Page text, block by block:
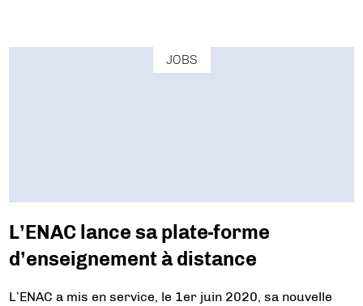
JOBS
L’ENAC lance sa plate-forme
d’enseignement à distance
L’ENAC a mis en service, le 1er juin 2020, sa nouvelle